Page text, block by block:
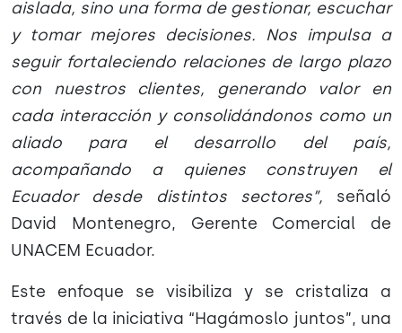
aislada, sino una forma de gestionar, escuchar
y tomar mejores decisiones. Nos impulsa a
seguir fortaleciendo relaciones de largo plazo
con nuestros clientes, generando valor en
cada interacción y consolidándonos como un
aliado para el desarrollo del país,
acompañando a quienes construyen el
Ecuador desde distintos sectores”, señaló
David Montenegro, Gerente Comercial de
UNACEM Ecuador.
Este enfoque se visibiliza y se cristaliza a
través de la iniciativa “Hagámoslo juntos”, una